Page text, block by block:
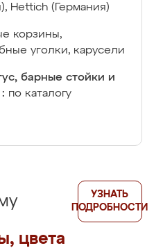
Hettich (Германия)
корзины,
уголки, карусели
барные стойки и
по каталогу
цвета
УЗНАТЬ
ПОДРОБНОСТИ